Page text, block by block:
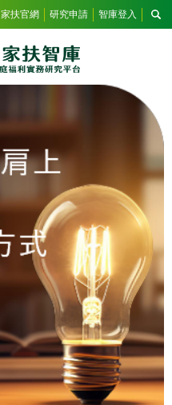
家扶官網 研究申請 智庫登入